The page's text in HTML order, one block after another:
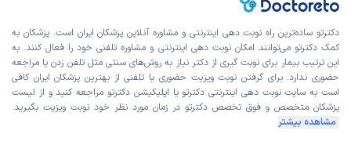
فرزانه
کاربر آزاد
(
1404/06/20
)
این پزشک را پیشنهاد میکنم
زمان انتظار:0-15 دقیقه
من سزارین پیش خانم دکتر اججام دادم واقعا مهربون هستن
دکترتو ساده‌ترین راه نوبت‌ دهی اینترنتی و مشاوره آنلاین پزشکان ایران است. پزشکان به
کمک دکترتو می‌توانند امکان نوبت دهی اینترنتی و مشاوره تلفنی خود را فعال کنند. به
این ترتیب بیمار برای نوبت گیری از دکتر نیاز به روش‌های سنتی مثل تلفن زدن یا مراجعه
حضوری ندارد. برای گرفتن نوبت ویزیت حضوری یا تلفنی از بهترین پزشکان ایران کافی
است به سایت نوبت دهی اینترنتی دکترتو یا اپلیکیشن دکترتو مراجعه کنید و از لیست
پزشکان متخصص و فوق تخصص دکترتو در زمان مورد نظر خود نوبت ویزیت بگیرید.
مشاهده بیشتر